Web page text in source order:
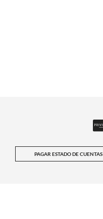
PAGAR ESTADO DE CUENTAS